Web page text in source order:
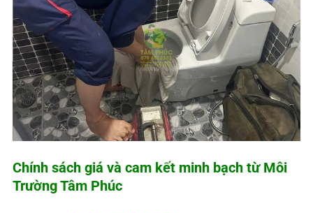
Chính sách giá và cam kết minh bạch từ Môi
Trường Tâm Phúc